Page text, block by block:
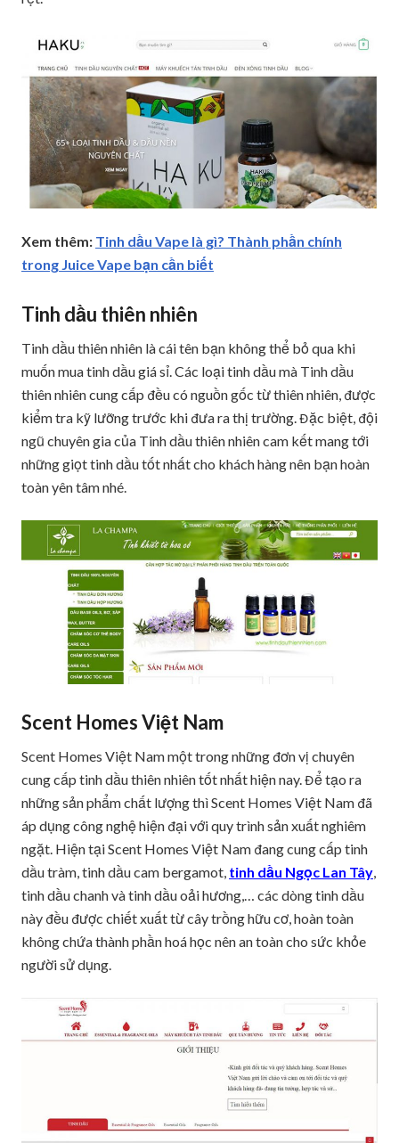
Xem thêm: Tinh dầu Vape là gì? Thành phần chính
trong Juice Vape bạn cần biết
Tinh dầu thiên nhiên
Tinh dầu thiên nhiên là cái tên bạn không thể bỏ qua khi
muốn mua tinh dầu giá sỉ. Các loại tinh dầu mà Tinh dầu
thiên nhiên cung cấp đều có nguồn gốc từ thiên nhiên, được
kiểm tra kỹ lưỡng trước khi đưa ra thị trường. Đặc biệt, đội
ngũ chuyên gia của Tinh dầu thiên nhiên cam kết mang tới
những giọt tinh dầu tốt nhất cho khách hàng nên bạn hoàn
toàn yên tâm nhé.
Scent Homes Việt Nam
Scent Homes Việt Nam một trong những đơn vị chuyên
cung cấp tinh dầu thiên nhiên tốt nhất hiện nay. Để tạo ra
những sản phẩm chất lượng thì Scent Homes Việt Nam đã
áp dụng công nghệ hiện đại với quy trình sản xuất nghiêm
ngặt. Hiện tại Scent Homes Việt Nam đang cung cấp tinh
dầu tràm, tinh dầu cam bergamot, tinh dầu Ngọc Lan Tây
tinh dầu chanh và tinh dầu oải hương,… các dòng tinh dầu
này đều được chiết xuất từ cây trồng hữu cơ, hoàn toàn
không chứa thành phần hoá học nên an toàn cho sức khỏe
người sử dụng.